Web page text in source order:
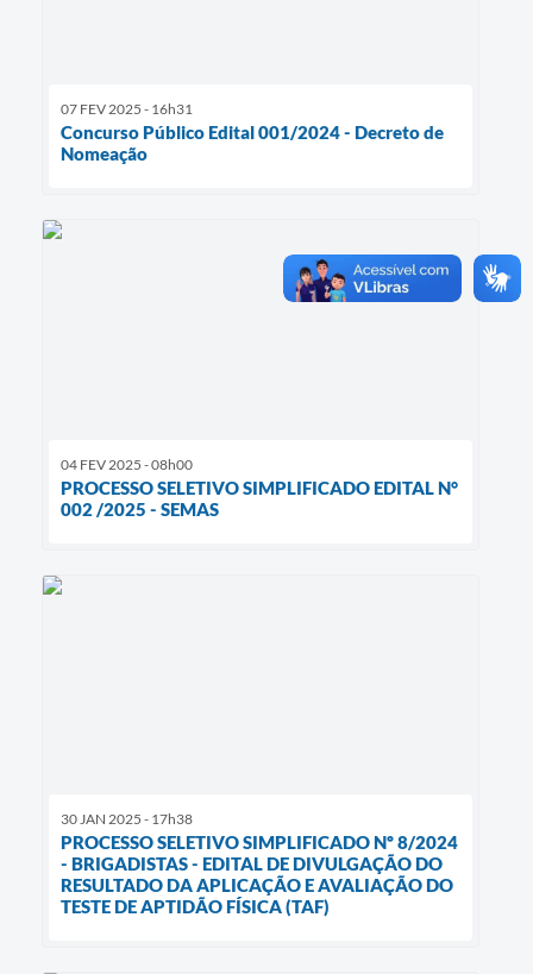
07 FEV 2025 - 16h31
Concurso Público Edital 001/2024 - Decreto de
Nomeação
04 FEV 2025 - 08h00
PROCESSO SELETIVO SIMPLIFICADO EDITAL N°
002 /2025 - SEMAS
30 JAN 2025 - 17h38
PROCESSO SELETIVO SIMPLIFICADO Nº 8/2024
- BRIGADISTAS - EDITAL DE DIVULGAÇÃO DO
RESULTADO DA APLICAÇÃO E AVALIAÇÃO DO
TESTE DE APTIDÃO FÍSICA (TAF)